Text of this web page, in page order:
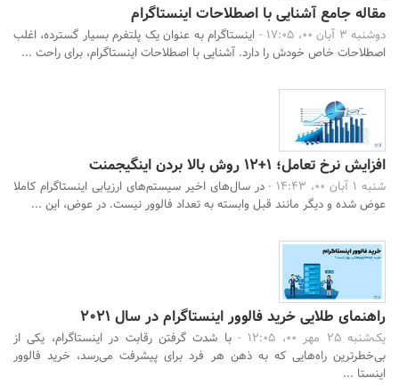
مقاله جامع آشنایی با اصطلاحات اینستاگرام
دوشنبه 3 آبان 00، 17:05 -
اینستاگرام به عنوان یک پلتفرم بسیار گسترده، اغلب
اصطلاحات خاص خودش را دارد. آشنایی با اصطلاحات اینستاگرام، برای راحت ...
افزایش نرخ تعامل؛ 1+12 روش بالا بردن اینگیجمنت
شنبه 1 آبان 00، 14:43 -
در سال‌های اخیر سیستم‌های ارزیابی اینستاگرام کاملا
عوض شده و دیگر مانند قبل وابسته به تعداد فالوور نیست. در عوض، این ...
راهنمای طلایی خرید فالوور اینستاگرام در سال 2021
یک‌شنبه 25 مهر 00، 12:05 -
با شدت گرفتن رقابت در اینستاگرام، یکی از
بی‌خطرترین راه‌هایی که به ذهن هر فرد برای پیشرفت می‌رسد، خرید فالوور
اینستا ...